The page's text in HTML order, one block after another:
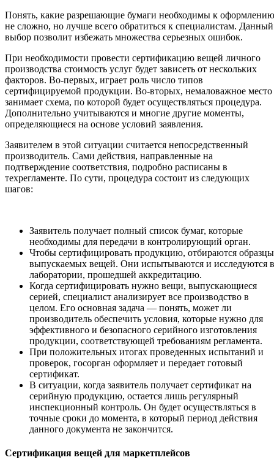
Понять, какие разрешающие бумаги необходимы к оформлению
не сложно, но лучше всего обратиться к специалистам. Данный
выбор позволит избежать множества серьезных ошибок.
При необходимости провести сертификацию вещей личного
производства стоимость услуг будет зависеть от нескольких
факторов. Во-первых, играет роль число типов
сертифицируемой продукции. Во-вторых, немаловажное место
занимает схема, по которой будет осуществляться процедура.
Дополнительно учитываются и многие другие моменты,
определяющиеся на основе условий заявления.
Заявителем в этой ситуации считается непосредственный
производитель. Сами действия, направленные на
подтверждение соответствия, подробно расписаны в
техрегламенте. По сути, процедура состоит из следующих
шагов:
Заявитель получает полный список бумаг, которые
необходимы для передачи в контролирующий орган.
Чтобы сертифицировать продукцию, отбираются образцы
выпускаемых вещей. Они испытываются и исследуются в
лаборатории, прошедшей аккредитацию.
Когда сертифицировать нужно вещи, выпускающиеся
серией, специалист анализирует все производство в
целом. Его основная задача — понять, может ли
производитель обеспечить условия, которые нужно для
эффективного и безопасного серийного изготовления
продукции, соответствующей требованиям регламента.
При положительных итогах проведенных испытаний и
проверок, госорган оформляет и передает готовый
сертификат.
В ситуации, когда заявитель получает сертификат на
серийную продукцию, остается лишь регулярный
инспекционный контроль. Он будет осуществляться в
точные сроки до момента, в который период действия
данного документа не закончится.
Сертификация вещей для маркетплейсов